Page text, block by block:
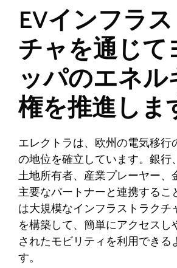
EVインフラ
チャを通じて
ッパのエネ
権を推進しま
エレクトラは、欧州の電気移行
の地位を確立しています。銀行
土地所有者、産業プレーヤー、
主要なパートナーと連携するこ
は大規模なインフラストラクチ
を構築して、簡単にアクセスし
されたモビリティを利用できる
す。